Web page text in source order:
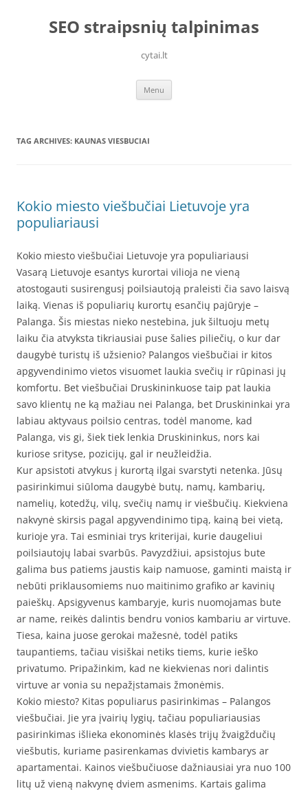
contentSEO straipsnių talpinimas
cytai.lt
Menu
TAG ARCHIVES: KAUNAS VIESBUCIAI
Kokio miesto viešbučiai Lietuvoje yra
populiariausi
Kokio miesto viešbučiai Lietuvoje yra populiariausi
Vasarą Lietuvoje esantys kurortai vilioja ne vieną
atostogauti susirengusį poilsiautoją praleisti čia savo laisvą
laiką. Vienas iš populiarių kurortų esančių pajūryje –
Palanga. Šis miestas nieko nestebina, juk šiltuoju metų
laiku čia atvyksta tikriausiai puse šalies piliečių, o kur dar
daugybė turistų iš užsienio? Palangos viešbučiai ir kitos
apgyvendinimo vietos visuomet laukia svečių ir rūpinasi jų
komfortu. Bet viešbučiai Druskininkuose taip pat laukia
savo klientų ne ką mažiau nei Palanga, bet Druskininkai yra
labiau aktyvaus poilsio centras, todėl manome, kad
Palanga, vis gi, šiek tiek lenkia Druskininkus, nors kai
kuriose srityse, pozicijų, gal ir neužleidžia.
Kur apsistoti atvykus į kurortą ilgai svarstyti netenka. Jūsų
pasirinkimui siūloma daugybė butų, namų, kambarių,
namelių, kotedžų, vilų, svečių namų ir viešbučių. Kiekviena
nakvynė skirsis pagal apgyvendinimo tipą, kainą bei vietą,
kurioje yra. Tai esminiai trys kriterijai, kurie daugeliui
poilsiautojų labai svarbūs. Pavyzdžiui, apsistojus bute
galima bus patiems jaustis kaip namuose, gaminti maistą ir
nebūti priklausomiems nuo maitinimo grafiko ar kavinių
paieškų. Apsigyvenus kambaryje, kuris nuomojamas bute
ar name, reikės dalintis bendru vonios kambariu ar virtuve.
Tiesa, kaina juose gerokai mažesnė, todėl patiks
taupantiems, tačiau visiškai netiks tiems, kurie ieško
privatumo. Pripažinkim, kad ne kiekvienas nori dalintis
virtuve ar vonia su nepažįstamais žmonėmis.
Kokio miesto? Kitas populiarus pasirinkimas – Palangos
viešbučiai. Jie yra įvairių lygių, tačiau populiariausias
pasirinkimas išlieka ekonominės klasės trijų žvaigždučių
viešbutis, kuriame pasirenkamas dvivietis kambarys ar
apartamentai. Kainos viešbučiuose dažniausiai yra nuo 100
litų už vieną nakvynę dviem asmenims. Kartais galima